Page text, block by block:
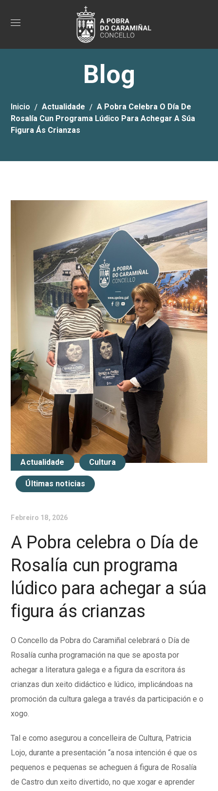
Blog
Inicio Actualidade
A Pobra Celebra O Día De
Rosalía Cun Programa Lúdico Para Achegar A Súa
Figura Ás Crianzas
Actualidade Cultura
Últimas noticias
Febreiro 18, 2026
A Pobra celebra o Día de
Rosalía cun programa
lúdico para achegar a súa
figura ás crianzas
O Concello da Pobra do Caramiñal celebrará o Día de
Rosalía cunha programación na que se aposta por
achegar a literatura galega e a figura da escritora ás
crianzas dun xeito didáctico e lúdico, implicándoas na
promoción da cultura galega a través da participación e o
xogo.
Tal e como asegurou a concelleira de Cultura, Patricia
Lojo, durante a presentación “a nosa intención é que os
pequenos e pequenas se acheguen á figura de Rosalía
de Castro dun xeito divertido, no que xogar e aprender